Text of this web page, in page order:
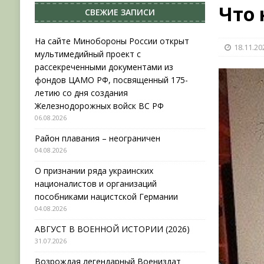
[ 06.08.2026 ] На сайте Минобороны России
фондов ЦАМО РФ, посвященный 175-летию со
[ 04.08.2026 ]
[ 04.08.2026 ] О признании ряда украинских
НОВОСТИ
Что
СВЕЖИЕ ЗАПИСИ
На сайте Минобороны России открыт
мультимедийный проект с
рассекреченными документами из
фондов ЦАМО РФ, посвященный 175-
летию со дня создания
Железнодорожных войск ВС РФ
06.08.2026
Район плавания – неограничен
04.08.2026
О признании ряда украинских
националистов и организаций
пособниками нацистской Германии
04.08.2026
АВГУСТ В ВОЕННОЙ ИСТОРИИ (2026)
31.07.2026
Возрождая легендарный Воениздат